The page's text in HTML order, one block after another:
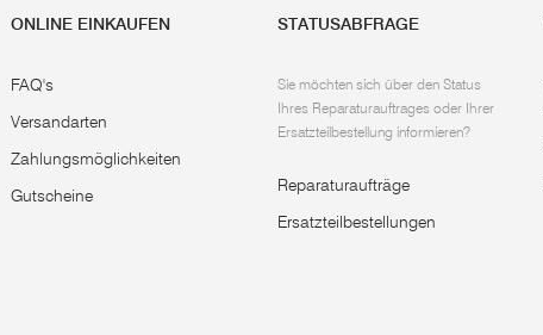
ONLINE EINKAUFEN
FAQ's
Versandarten
Zahlungsmöglichkeiten
Gutscheine
STATUSABFRAGE
Sie möchten sich über den Status
Ihres Reparaturauftrages oder Ihrer
Ersatzteilbestellung informieren?
Reparaturaufträge
Ersatzteilbestellungen